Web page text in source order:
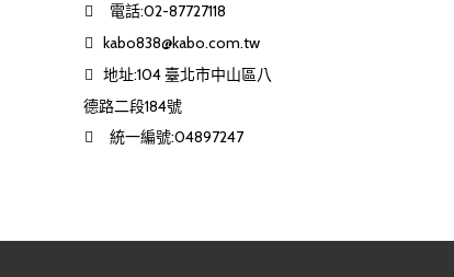
電話:02-87727118
kabo838@kabo.com.tw
地址:104 臺北市中山區八
德路二段184號
統一編號:04897247